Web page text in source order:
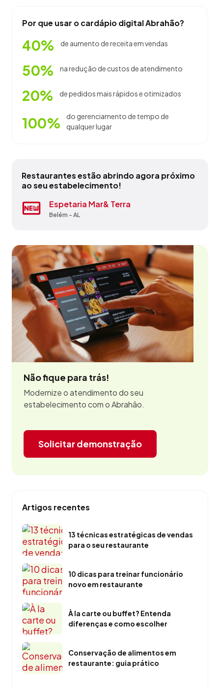
Por que usar o cardápio digital Abrahão?
40% de aumento de receita em vendas
50% na redução de custos de atendimento
20% de pedidos mais rápidos e otimizados
100%
do gerenciamento de tempo de
qualquer lugar
Restaurantes estão abrindo agora próximo
ao seu estabelecimento!
Bar E Restaurante 2 Irmãos
Belém - AL
Espetaria Mar& Terra
Belém - AL
Espeto Grill
Maceió - AL
Posto Ponta Verde
Maceió - AL
Restaurante Da Tia
Belém - AL
Restaurante Maragolfinho
Maragogi - AL
Restaurante No Quintal
São Miguel dos Milagres - AL
Restaurante Sabor De Maragogi
Maragogi - AL
Sucesso Mult Serv. H-Hostel Manga
Belém - AL
Velho Chico Tur
Piaçabuçu - AL
Não fique para trás!
Modernize o atendimento do seu
estabelecimento com o Abrahão.
Solicitar demonstração
Artigos recentes
13 técnicas estratégicas de vendas
para o seu restaurante
10 dicas para treinar funcionário
novo em restaurante
À la carte ou buffet? Entenda
diferenças e como escolher
Conservação de alimentos em
restaurante: guia prático